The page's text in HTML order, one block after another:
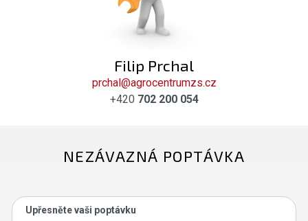
Filip Prchal
prchal@agrocentrumzs.cz
+420 702 200 054
NEZÁVAZNÁ POPTÁVKA
Upřesněte vaši poptávku